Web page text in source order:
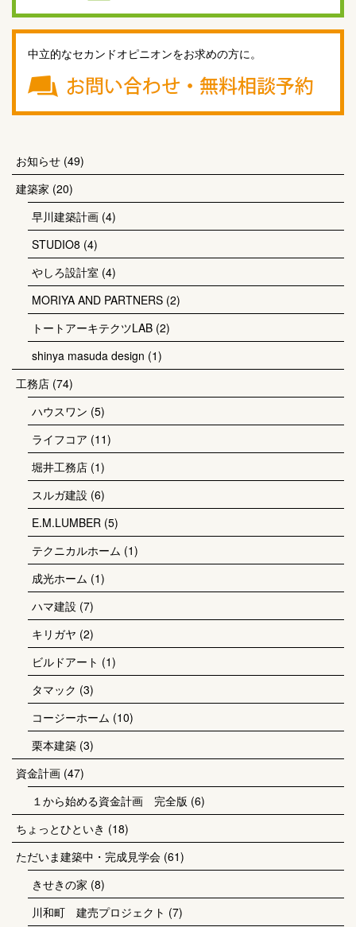
中立的なセカンドオピニオンをお求めの方に。
お知らせ (49)
建築家 (20)
早川建築計画 (4)
STUDIO8 (4)
やしろ設計室 (4)
MORIYA AND PARTNERS (2)
トートアーキテクツLAB (2)
shinya masuda design (1)
工務店 (74)
ハウスワン (5)
ライフコア (11)
堀井工務店 (1)
スルガ建設 (6)
E.M.LUMBER (5)
テクニカルホーム (1)
成光ホーム (1)
ハマ建設 (7)
キリガヤ (2)
ビルドアート (1)
タマック (3)
コージーホーム (10)
栗本建築 (3)
資金計画 (47)
１から始める資金計画 完全版 (6)
ちょっとひといき (18)
ただいま建築中・完成見学会 (61)
きせきの家 (8)
川和町 建売プロジェクト (7)